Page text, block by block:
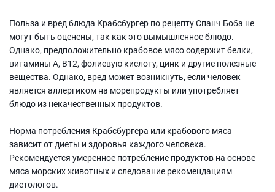
Польза и вред блюда Крабсбургер по рецепту Спанч Боба не
могут быть оценены, так как это вымышленное блюдо.
Однако, предположительно крабовое мясо содержит белки,
витамины А, В12, фолиевую кислоту, цинк и другие полезные
вещества. Однако, вред может возникнуть, если человек
является аллергиком на морепродукты или употребляет
блюдо из некачественных продуктов.
Норма потребления Крабсбургера или крабового мяса
зависит от диеты и здоровья каждого человека.
Рекомендуется умеренное потребление продуктов на основе
мяса морских животных и следование рекомендациям
диетологов.